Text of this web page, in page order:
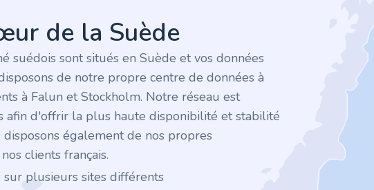
de la Suède
suédois sont situés en Suède et vos données
de notre propre centre de données à
à Falun et Stockholm. Notre réseau est
afin d'offrir la plus haute disponibilité et stabilité
également de nos propres
clients français.
plusieurs sites différents